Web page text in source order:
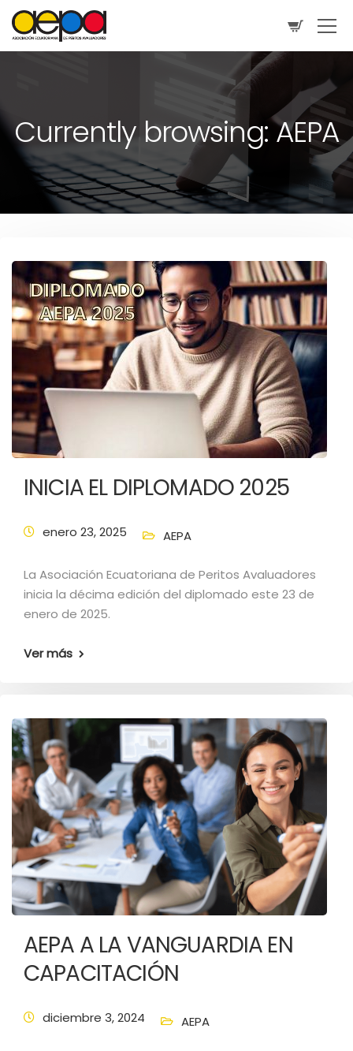
Currently browsing: AEPA
INICIA EL DIPLOMADO 2025
enero 23, 2025 AEPA
La Asociación Ecuatoriana de Peritos Avaluadores
inicia la décima edición del diplomado este 23 de
enero de 2025.
Ver más
AEPA A LA VANGUARDIA EN
CAPACITACIÓN
diciembre 3, 2024 AEPA